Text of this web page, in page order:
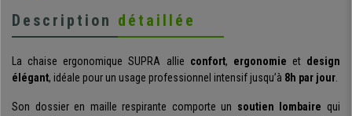
Description détaillée
La chaise ergonomique SUPRA allie confort, ergonomie et design
élégant, idéale pour un usage professionnel intensif jusqu’à 8h par jour.
Son dossier en maille respirante comporte un soutien lombaire qui